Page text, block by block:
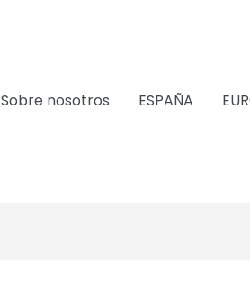
Sobre nosotros ESPAÑA